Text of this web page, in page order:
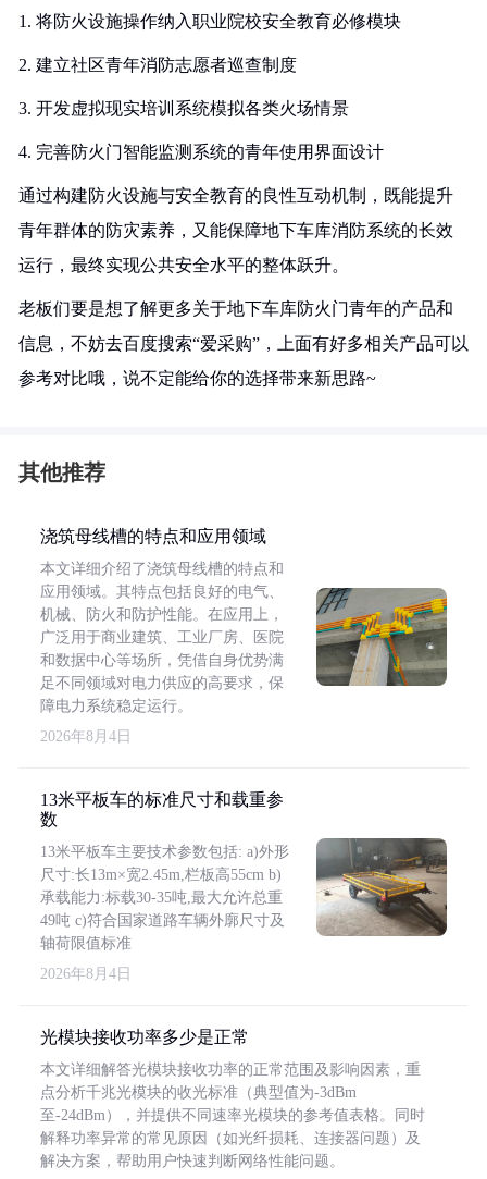
1. 将防火设施操作纳入职业院校安全教育必修模块
2. 建立社区青年消防志愿者巡查制度
3. 开发虚拟现实培训系统模拟各类火场情景
4. 完善防火门智能监测系统的青年使用界面设计
通过构建防火设施与安全教育的良性互动机制，既能提升
青年群体的防灾素养，又能保障地下车库消防系统的长效
运行，最终实现公共安全水平的整体跃升。
老板们要是想了解更多关于地下车库防火门青年的产品和
信息，不妨去百度搜索“爱采购”，上面有好多相关产品可以
参考对比哦，说不定能给你的选择带来新思路~
其他推荐
浇筑母线槽的特点和应用领域
本文详细介绍了浇筑母线槽的特点和
应用领域。其特点包括良好的电气、
机械、防火和防护性能。在应用上，
广泛用于商业建筑、工业厂房、医院
和数据中心等场所，凭借自身优势满
足不同领域对电力供应的高要求，保
障电力系统稳定运行。
2026年8月4日
13米平板车的标准尺寸和载重参
数
13米平板车主要技术参数包括: a)外形
尺寸:长13m×宽2.45m,栏板高55cm b)
承载能力:标载30-35吨,最大允许总重
49吨 c)符合国家道路车辆外廓尺寸及
轴荷限值标准
2026年8月4日
光模块接收功率多少是正常
本文详细解答光模块接收功率的正常范围及影响因素，重
点分析千兆光模块的收光标准（典型值为-3dBm
至-24dBm），并提供不同速率光模块的参考值表格。同时
解释功率异常的常见原因（如光纤损耗、连接器问题）及
解决方案，帮助用户快速判断网络性能问题。